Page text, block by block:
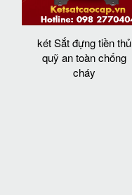
két Sắt đựng tiền thủ
quỹ an toàn chống
cháy